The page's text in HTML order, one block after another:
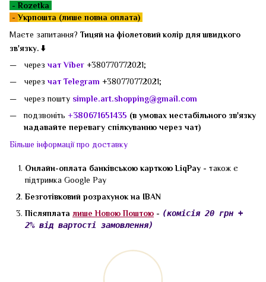
- Rozetka
-Укрпошта (лише повна оплата)
Маєте запитання? Тицяй на фіолетовий колір для швидкого
зв'язку. ⬇️
через чат Viber +380770772021;
через чат Telegram +380770772021;
через пошту simple.art.shopping@gmail.com
подзвоніть +380671651435 (в умовах нестабільного зв'язку
надавайте перевагу спілкуванню через чат)
Більше інформації про доставку
Онлайн-оплата банківською карткою LiqPay - також є
підтримка Google Pay
Безготівковий розрахунок на IBAN
Післяплата лише Новою Поштою - (комісія 20 грн +
2% від вартості замовлення)